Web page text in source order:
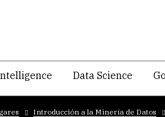
Data Science
Introducción a la Minería de Datos